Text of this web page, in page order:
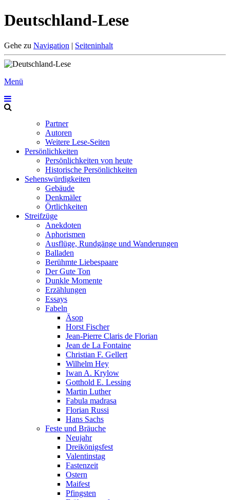
Deutschland-Lese
Gehe zu Navigation | Seiteninhalt
Menü
Partner
Autoren
Weitere Lese-Seiten
Persönlichkeiten
Persönlichkeiten von heute
Historische Persönlichkeiten
Sehenswürdigkeiten
Gebäude
Denkmäler
Örtlichkeiten
Streifzüge
Anekdoten
Aphorismen
Ausflüge, Rundgänge und Wanderungen
Balladen
Berühmte Liebespaare
Der Gute Ton
Dunkle Momente
Erzählungen
Essays
Fabeln
Äsop
Horst Fischer
Jean-Pierre Claris de Florian
Jean de La Fontaine
Christian F. Gellert
Wilhelm Hey
Iwan A. Krylow
Gotthold E. Lessing
Martin Luther
Fabula madrasa
Florian Russi
Hans Sachs
Feste und Bräuche
Neujahr
Dreikönigsfest
Valentinstag
Fastenzeit
Ostern
Maifest
Pfingsten